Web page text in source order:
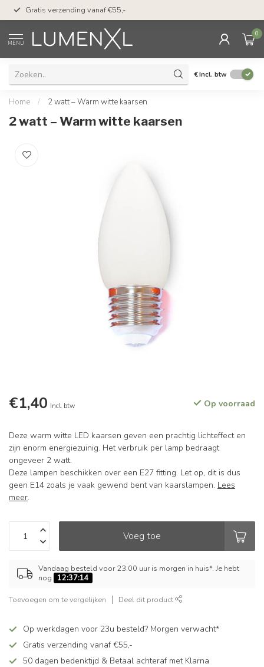
Gratis verzending vanaf €55,-
MENU
0
€Incl. btw
Home / 2 watt – Warm witte kaarsen
2 watt – Warm witte kaarsen
€1,40 Incl. btw Op voorraad
Deze warm witte LED kaarsen geven een prachtig lichteffect en
zijn enorm energiezuinig. Het verbruik per lamp bedraagt
ongeveer 2 watt.
Deze lampen beschikken over een E27 fitting. Let op, dit is dus
geen E14 zoals je vaak gewend bent van kaarslampen. Lees
meer.
Voeg toe
Vandaag besteld voor 23.00 uur is morgen in huis*. Je hebt
nog
12:37:14
Toevoegen om te vergelijken Deel dit product
Op werkdagen voor 23u besteld? Morgen verwacht*
Gratis verzending vanaf €55,-
50 dagen bedenktijd & Betaal achteraf met Klarna